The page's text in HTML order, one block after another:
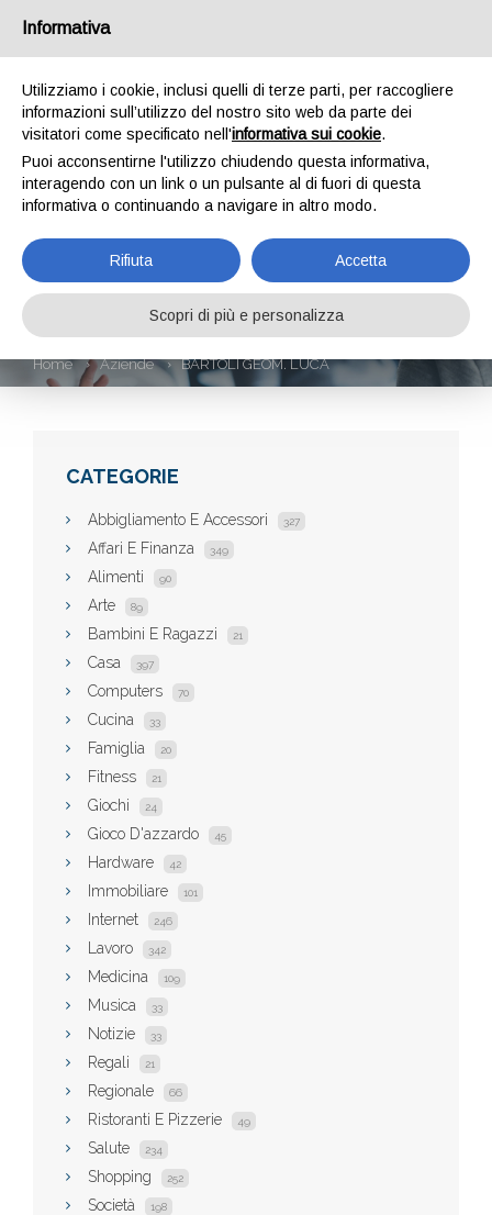
BARTOLI GEOM.
LUCA
Home Aziende BARTOLI GEOM. LUCA
CATEGORIE
Abbigliamento E Accessori 327
Affari E Finanza 349
Alimenti 90
Arte 89
Bambini E Ragazzi 21
Casa 397
Computers 70
Cucina 33
Famiglia 20
Fitness 21
Giochi 24
Gioco D'azzardo 45
Hardware 42
Immobiliare 101
Internet 246
Lavoro 342
Medicina 109
Musica 33
Notizie 33
Regali 21
Regionale 66
Ristoranti E Pizzerie 49
Salute 234
Shopping 252
Società 198
Informativa
Utilizziamo i cookie, inclusi quelli di terze parti, per raccogliere
informazioni sull’utilizzo del nostro sito web da parte dei
visitatori come specificato nell'informativa sui cookie.
Puoi acconsentirne l'utilizzo chiudendo questa informativa,
interagendo con un link o un pulsante al di fuori di questa
informativa o continuando a navigare in altro modo.
Rifiuta Accetta
Scopri di più e personalizza